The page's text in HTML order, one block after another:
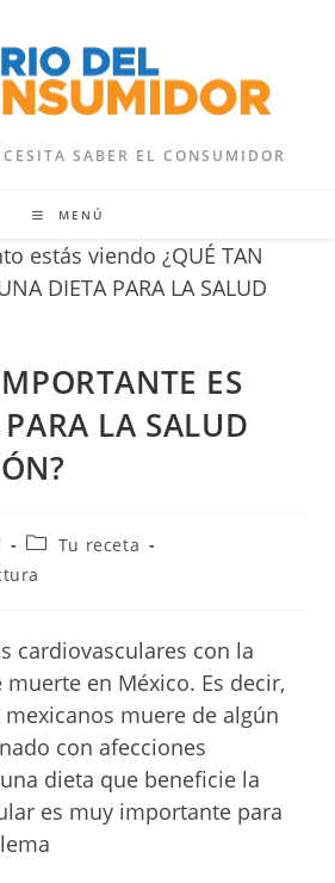
SABER EL CONSUMIDOR
MENÚ
ES
LA SALUD
Categoría
la
Tu receta
cardiovasculares con la
en México. Es decir,
muere de algún
con afecciones
dieta que beneficie la
es muy importante para